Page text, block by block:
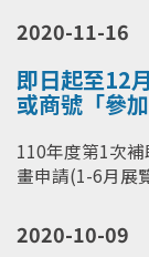
2020-11-16
即日起至12
或商號「參
110年度第1次
畫申請(1-6月展
2020-10-09